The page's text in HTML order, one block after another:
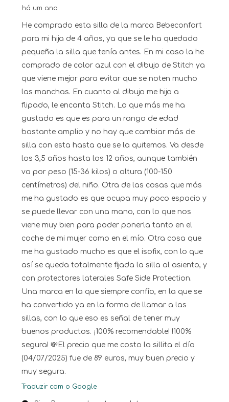
há um ano
He comprado esta silla de la marca Bebeconfort
para mi hija de 4 años, ya que se le ha quedado
pequeña la silla que tenía antes. En mi caso la he
comprado de color azul con el dibujo de Stitch ya
que viene mejor para evitar que se noten mucho
las manchas. En cuanto al dibujo me hija a
flipado, le encanta Stitch. Lo que más me ha
gustado es que es para un rango de edad
bastante amplio y no hay que cambiar más de
silla con esta hasta que se la quitemos. Va desde
los 3,5 años hasta los 12 años, aunque también
va por peso (15-36 kilos) o altura (100-150
centímetros) del niño. Otra de las cosas que más
me ha gustado es que ocupa muy poco espacio y
se puede llevar con una mano, con lo que nos
viene muy bien para poder ponerla tanto en el
coche de mi mujer como en el mío. Otra cosa que
me ha gustado mucho es que el isofix, con lo que
así se queda totalmente fijada la silla al asiento, y
con protectores laterales Safe Side Protection.
Una marca en la que siempre confío, en la que se
ha convertido ya en la forma de llamar a las
sillas, con lo que eso es señal de tener muy
buenos productos. ¡100% recomendable! !100%
segura! 💸El precio que me costo la sillita el día
(04/07/2025) fue de 89 euros, muy buen precio y
muy segura.
Traduzir com o Google